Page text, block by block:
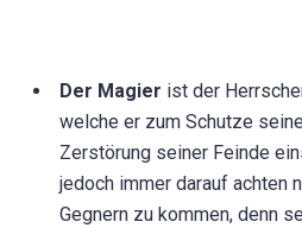
Der Magier ist der
welche er zum Schutze
Zerstörung seiner Feinde
jedoch immer darauf achten
Gegnern zu kommen, denn